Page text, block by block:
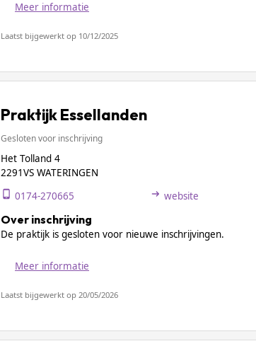
Meer informatie
Laatst bijgewerkt op 10/12/2025
Praktijk Essellanden
Gesloten voor inschrijving
Het Tolland 4
2291VS WATERINGEN
0174-270665 website
Over inschrijving
De praktijk is gesloten voor nieuwe inschrijvingen.
Meer informatie
Laatst bijgewerkt op 20/05/2026